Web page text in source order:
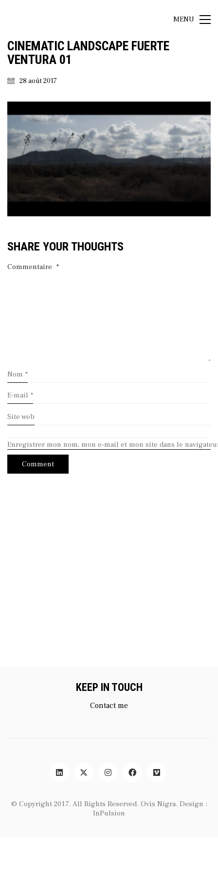
MENU
CINEMATIC LANDSCAPE FUERTE
VENTURA 01
28 août 2017
SHARE YOUR THOUGHTS
Commentaire *
Nom *
E-mail *
Site web
Enregistrer mon nom, mon e-mail et mon site dans le
KEEP IN TOUCH
Contact me
© Copyright 2017. All Rights Reserved. Ovis Nigra. Design :
InPulsion